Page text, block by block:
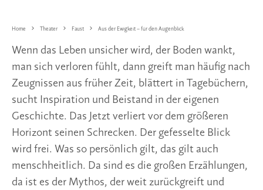
Home Theater Faust Aus der Ewigkeit – für den Augenblick
Wenn das Leben unsicher wird, der Boden wankt,
man sich verloren fühlt, dann greift man häufig nach
Zeugnissen aus früher Zeit, blättert in Tagebüchern,
sucht Inspiration und Beistand in der eigenen
Geschichte. Das Jetzt verliert vor dem größeren
Horizont seinen Schrecken. Der gefesselte Blick
wird frei. Was so persönlich gilt, das gilt auch
menschheitlich. Da sind es die großen Erzählungen,
da ist es der Mythos, der weit zurückgreift und